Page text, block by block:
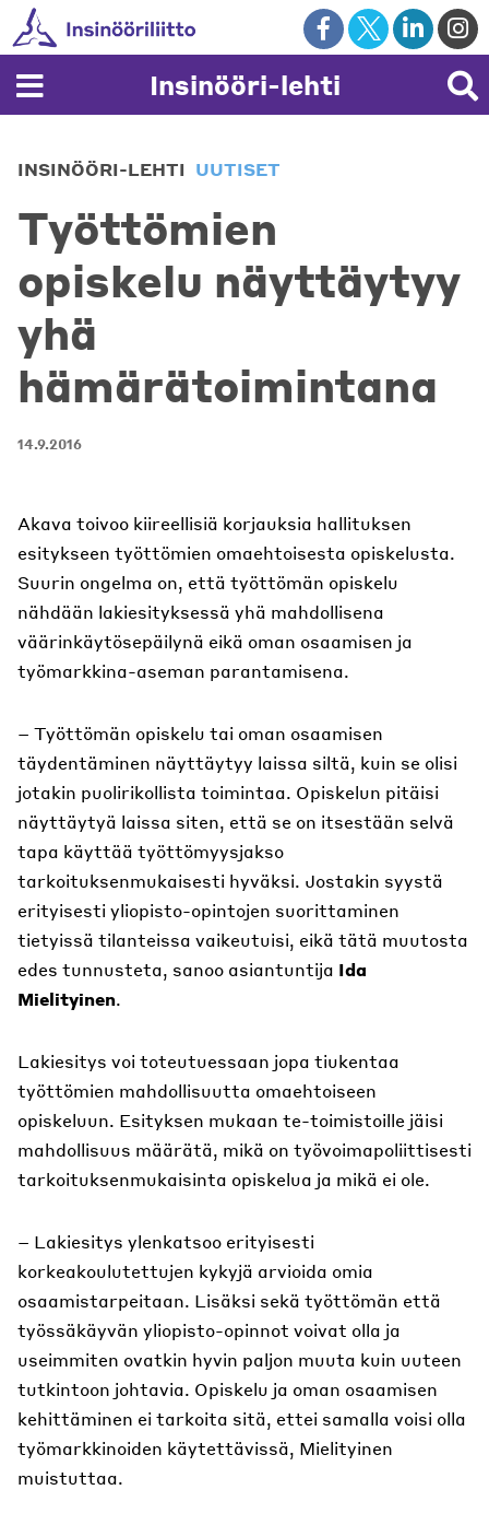
Skip
to
content
Insinööri-lehti
INSINÖÖRI-LEHTI UUTISET
Työttömien
opiskelu näyttäytyy
yhä
hämärätoimintana
14.9.2016
Akava toivoo kiireellisiä korjauksia hallituksen
esitykseen työttömien omaehtoisesta opiskelusta.
Suurin ongelma on, että työttömän opiskelu
nähdään lakiesityksessä yhä mahdollisena
väärinkäytösepäilynä eikä oman osaamisen ja
työmarkkina-aseman parantamisena.
– Työttömän opiskelu tai oman osaamisen
täydentäminen näyttäytyy laissa siltä, kuin se olisi
jotakin puolirikollista toimintaa. Opiskelun pitäisi
näyttäytyä laissa siten, että se on itsestään selvä
tapa käyttää työttömyysjakso
tarkoituksenmukaisesti hyväksi. Jostakin syystä
erityisesti yliopisto-opintojen suorittaminen
tietyissä tilanteissa vaikeutuisi, eikä tätä muutosta
edes tunnusteta, sanoo asiantuntija Ida
Mielityinen.
Lakiesitys voi toteutuessaan jopa tiukentaa
työttömien mahdollisuutta omaehtoiseen
opiskeluun. Esityksen mukaan te-toimistoille jäisi
mahdollisuus määrätä, mikä on työvoimapoliittisesti
tarkoituksenmukaisinta opiskelua ja mikä ei ole.
– Lakiesitys ylenkatsoo erityisesti
korkeakoulutettujen kykyjä arvioida omia
osaamistarpeitaan. Lisäksi sekä työttömän että
työssäkäyvän yliopisto-opinnot voivat olla ja
useimmiten ovatkin hyvin paljon muuta kuin uuteen
tutkintoon johtavia. Opiskelu ja oman osaamisen
kehittäminen ei tarkoita sitä, ettei samalla voisi olla
työmarkkinoiden käytettävissä, Mielityinen
muistuttaa.